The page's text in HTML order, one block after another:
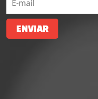
ENVIAR